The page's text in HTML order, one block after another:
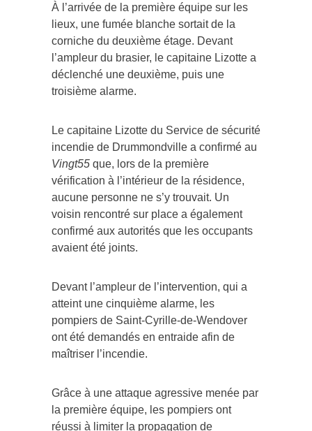
À l’arrivée de la première équipe sur les
lieux, une fumée blanche sortait de la
corniche du deuxième étage. Devant
l’ampleur du brasier, le capitaine Lizotte a
déclenché une deuxième, puis une
troisième alarme.
Le capitaine Lizotte du Service de sécurité
incendie de Drummondville a confirmé au
Vingt55 que, lors de la première
vérification à l’intérieur de la résidence,
aucune personne ne s’y trouvait. Un
voisin rencontré sur place a également
confirmé aux autorités que les occupants
avaient été joints.
Devant l’ampleur de l’intervention, qui a
atteint une cinquième alarme, les
pompiers de Saint-Cyrille-de-Wendover
ont été demandés en entraide afin de
maîtriser l’incendie.
Grâce à une attaque agressive menée par
la première équipe, les pompiers ont
réussi à limiter la propagation de